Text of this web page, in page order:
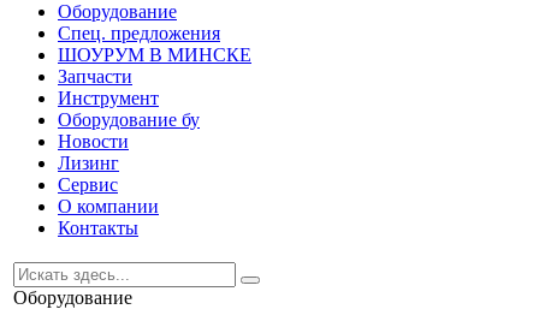
Оборудование
Спец. предложения
ШОУРУМ В МИНСКЕ
Запчасти
Инструмент
Оборудование бу
Новости
Лизинг
Сервис
О компании
Контакты
Оборудование